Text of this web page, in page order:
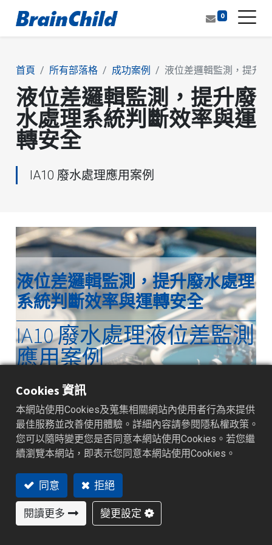
0
首頁 所有部落格 成功案例 液位差邏輯監測，提升
液位差邏輯監測，提升廢
水處理系統判斷效率與運
轉安全
IA10 廢水處理應用案例
液位差邏輯監測，提升廢水處理
系統判斷效率與運轉安全
IA10 廢水處理液位差監測
應用案例
在廢水處理系統中，上游槽體、處理
槽與下游槽體之間的液位變化，往往
比單一槽體液位更能反映整體製程是
否維持正常運作。單獨監測液位通常
Cookies 資訊
本網站使用Cookies及蒐集相關網站內使用者行為來提供
最佳服務並改善使用體驗。詳細內容請參閱隱私權政策。
您可以隨時變更您是否同意本網站使用Cookies。若您繼
續瀏覽本網站，即表示您同意本網站使用Cookies。
同意 拒絕
閱讀更多 變更設定